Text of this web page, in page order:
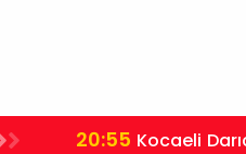
20:55 Kocaeli